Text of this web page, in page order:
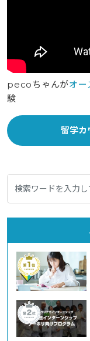
pecoちゃんがオー
験
留学カ